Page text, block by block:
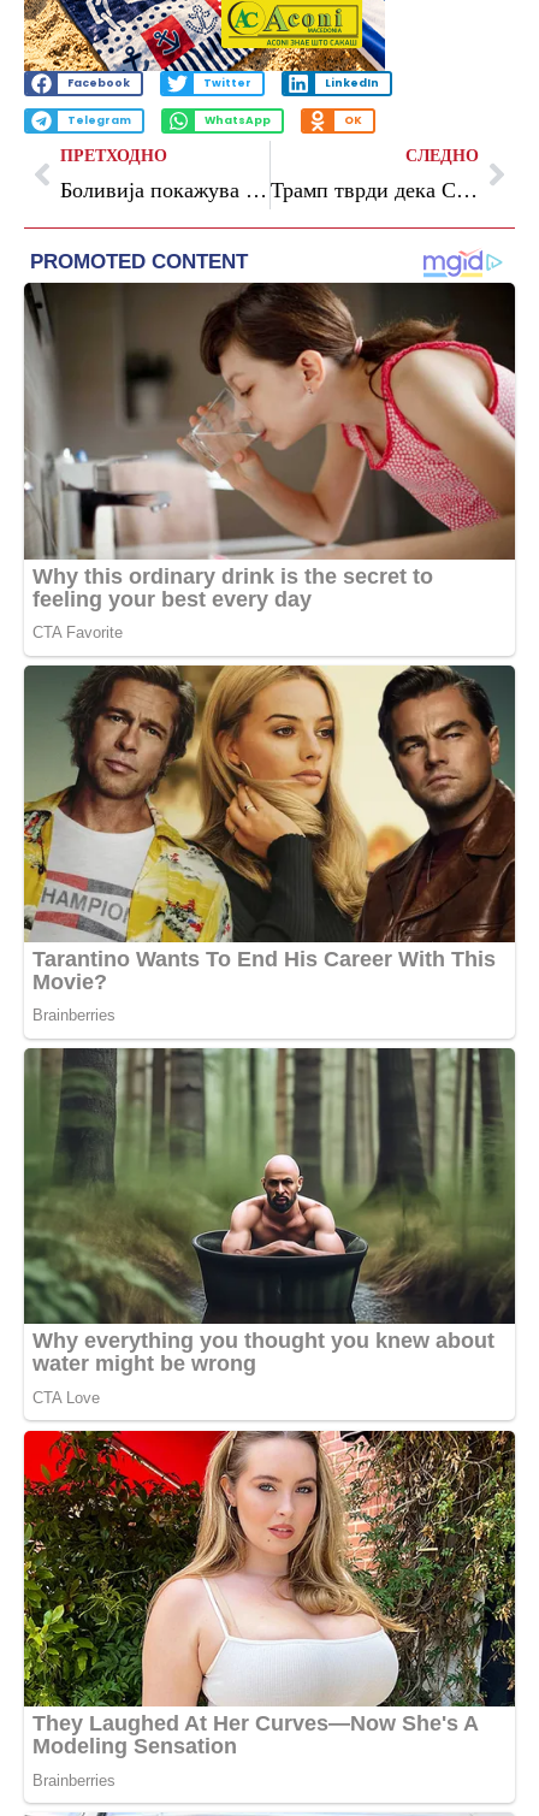
Facebook Twitter LinkedIn
Telegram WhatsApp OK
ПРЕТХОДНО
Боливија покажува знаци на нормализација по 50 дена протести и блокади
СЛЕДНО
Трамп тврди дека Стармер ќе се повлече од функцијата премиер